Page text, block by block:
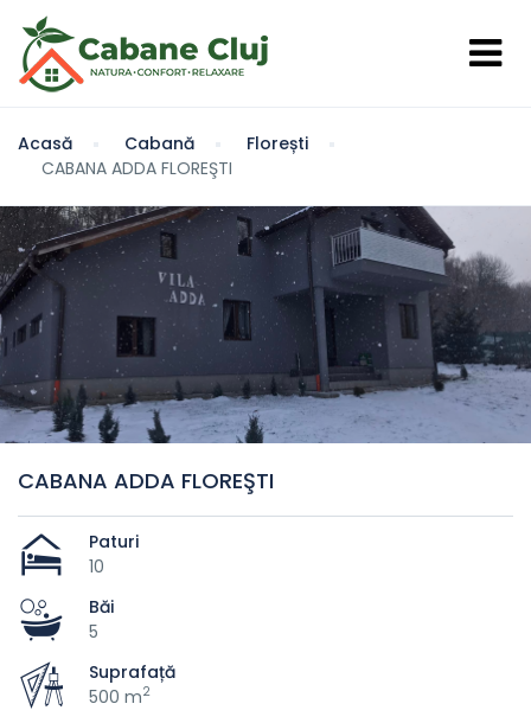
Acasă Cabană
Florești
CABANA ADDA FLOREŞTI
CABANA ADDA FLOREŞTI
Paturi
10
Băi
5
Suprafață
500 m2